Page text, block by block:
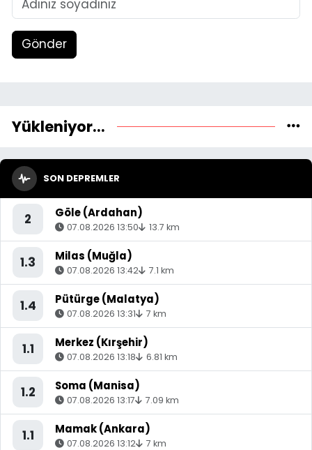
Gönder
Yükleniyor...
SON DEPREMLER
2 Göle (Ardahan)
07.08.2026 13:50 13.7 km
1.3 Milas (Muğla)
07.08.2026 13:42 7.1 km
1.4 Pütürge (Malatya)
07.08.2026 13:31 7 km
1.1 Merkez (Kırşehir)
07.08.2026 13:18 6.81 km
1.2 Soma (Manisa)
07.08.2026 13:17 7.09 km
1.1 Mamak (Ankara)
07.08.2026 13:12 7 km